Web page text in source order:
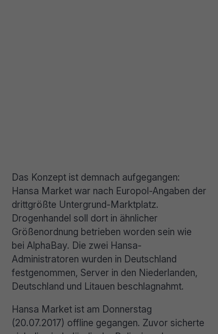
Das Konzept ist demnach aufgegangen:
Hansa Market war nach Europol-Angaben der
drittgrößte Untergrund-Marktplatz.
Drogenhandel soll dort in ähnlicher
Größenordnung betrieben worden sein wie
bei AlphaBay. Die zwei Hansa-
Administratoren wurden in Deutschland
festgenommen, Server in den Niederlanden,
Deutschland und Litauen beschlagnahmt.
Hansa Market ist am Donnerstag
(20.07.2017) offline gegangen. Zuvor sicherte